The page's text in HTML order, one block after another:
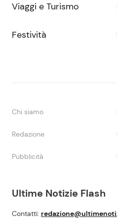
Ultime Notizie Flash
Contatti:
Viaggi e Turismo
Festività
Chi siamo
Redazione
Pubblicità